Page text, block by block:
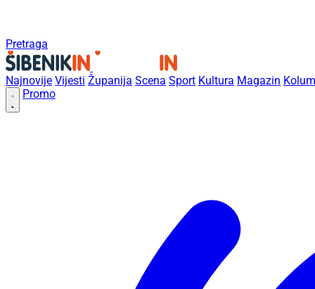
Pretraga
Najnovije Vijesti Županija Scena Sport Kultura Magazin
Promo